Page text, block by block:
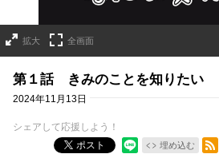
拡大 全画面
第１話 きみのことを知りたい
2024年11月13日
シェアして応援しよう！
ポスト
埋め込む
RSSフィード